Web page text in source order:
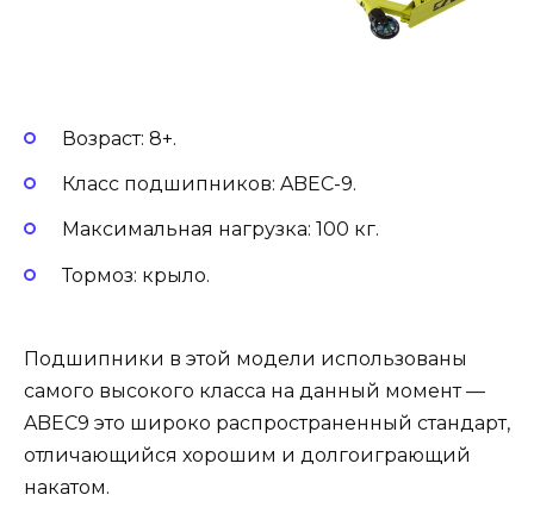
Возраст: 8+.
Класс подшипников: ABEC-9.
Максимальная нагрузка: 100 кг.
Тормоз: крыло.
Подшипники в этой модели использованы
самого высокого класса на данный момент —
ABEC9 это широко распространенный стандарт,
отличающийся хорошим и долгоиграющий
накатом.